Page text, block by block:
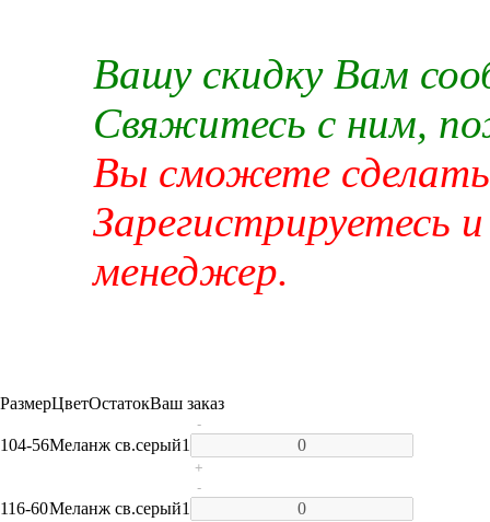
Вашу скидку Вам
Свяжитесь с ним,
Вы сможете сделать
Зарегистрируетесь
менеджер.
РазмерЦветОстатокВаш заказ
104-56Меланж св.серый1
-
+
116-60Меланж св.серый1
-